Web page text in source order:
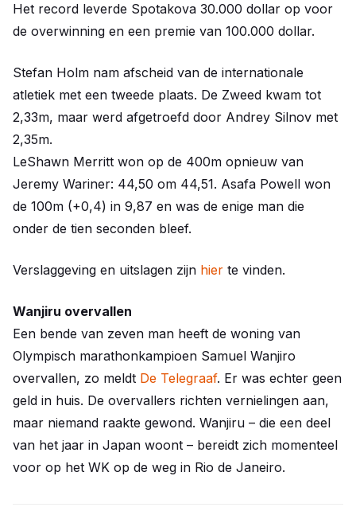
Het record leverde Spotakova 30.000 dollar op voor
de overwinning en een premie van 100.000 dollar.
Stefan Holm nam afscheid van de internationale
atletiek met een tweede plaats. De Zweed kwam tot
2,33m, maar werd afgetroefd door Andrey Silnov met
2,35m.
LeShawn Merritt won op de 400m opnieuw van
Jeremy Wariner: 44,50 om 44,51. Asafa Powell won
de 100m (+0,4) in 9,87 en was de enige man die
onder de tien seconden bleef.
Verslaggeving en uitslagen zijn hier te vinden.
Wanjiru overvallen
Een bende van zeven man heeft de woning van
Olympisch marathonkampioen Samuel Wanjiro
overvallen, zo meldt De Telegraaf. Er was echter geen
geld in huis. De overvallers richten vernielingen aan,
maar niemand raakte gewond. Wanjiru – die een deel
van het jaar in Japan woont – bereidt zich momenteel
voor op het WK op de weg in Rio de Janeiro.